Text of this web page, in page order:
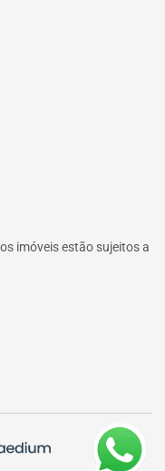
imóveis estão sujeitos a